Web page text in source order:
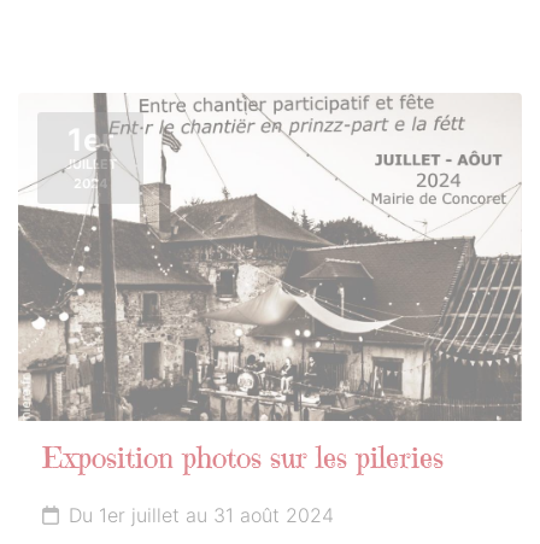
1er
JUILLET
2024
Exposition photos sur les pileries
Du 1er juillet au 31 août 2024